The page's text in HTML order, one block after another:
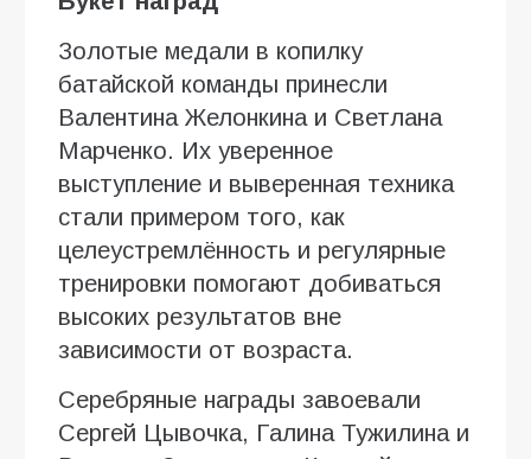
Золотые медали в копилку
батайской команды принесли
Валентина Желонкина и Светлана
Марченко. Их уверенное
выступление и выверенная техника
стали примером того, как
целеустремлённость и регулярные
тренировки помогают добиваться
высоких результатов вне
зависимости от возраста.
Серебряные награды завоевали
Сергей Цывочка, Галина Тужилина и